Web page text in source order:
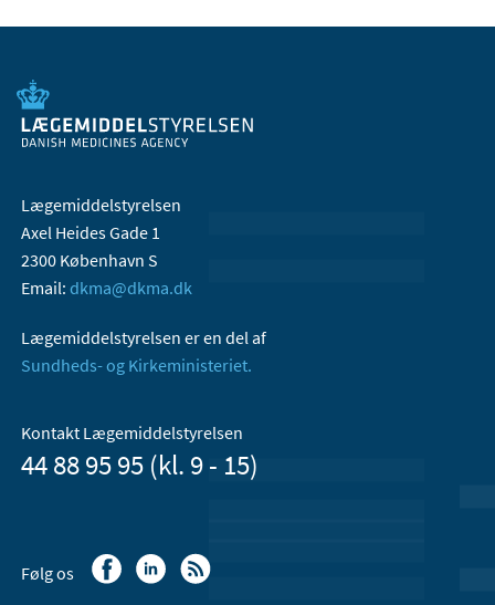
Lægemiddelstyrelsen
Axel Heides Gade 1
2300 København S
Email: dkma@dkma.dk
Lægemiddelstyrelsen er en del af
Sundheds- og Kirkeministeriet.
Kontakt Lægemiddelstyrelsen
44 88 95 95 (kl. 9 - 15)
Følg os